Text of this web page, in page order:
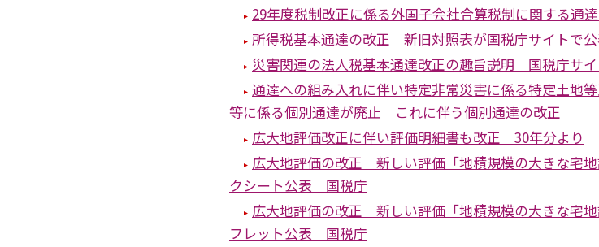
29年度税制改正に係る外国子会社合算税制に関する通
所得税基本通達の改正 新旧対照表が国税庁サイトで
災害関連の法人税基本通達改正の趣旨説明 国税庁サイ
通達への組み入れに伴い特定非常災害に係る特定土地
等に係る個別通達が廃止 これに伴う個別通達の改正
広大地評価改正に伴い評価明細書も改正 30年分より
広大地評価の改正 新しい評価「地積規模の大きな宅
クシート公表 国税庁
広大地評価の改正 新しい評価「地積規模の大きな宅
フレット公表 国税庁